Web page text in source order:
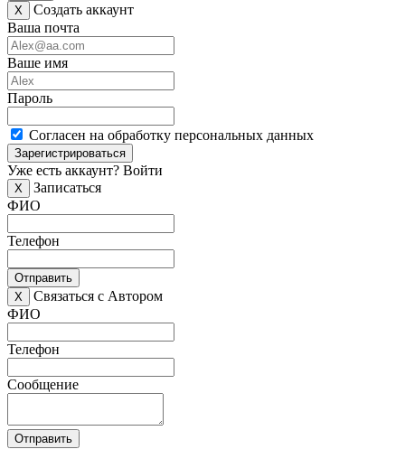
X
Создать аккаунт
Ваша почта
Ваше имя
Пароль
Согласен на обработку персональных данных
Зарегистрироваться
Уже есть аккаунт? Войти
X
Записаться
ФИО
Телефон
Отправить
X
Связаться с Автором
ФИО
Телефон
Сообщение
Отправить